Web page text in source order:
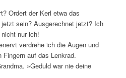
Ordert der Kerl etwa das
sein? Ausgerechnet jetzt? Ich
nur ich!
verdrehe ich die Augen und
auf das Lenkrad.
»Geduld war nie deine